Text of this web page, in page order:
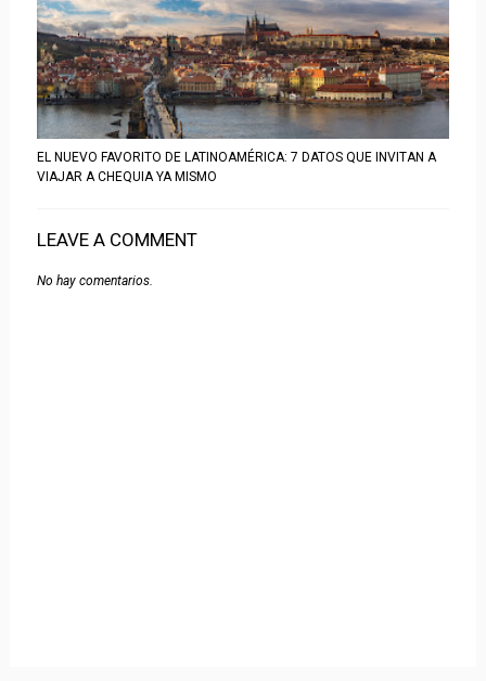
EL NUEVO FAVORITO DE LATINOAMÉRICA: 7 DATOS QUE INVITAN A
VIAJAR A CHEQUIA YA MISMO
LEAVE A COMMENT
No hay comentarios.